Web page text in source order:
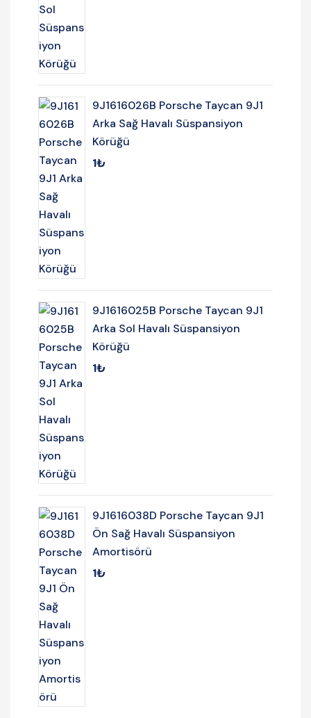
9J1616026B Porsche Taycan 9J1
Arka Sağ Havalı Süspansiyon
Körüğü
1₺
9J1616025B Porsche Taycan 9J1
Arka Sol Havalı Süspansiyon
Körüğü
1₺
9J1616038D Porsche Taycan 9J1
Ön Sağ Havalı Süspansiyon
Amortisörü
1₺